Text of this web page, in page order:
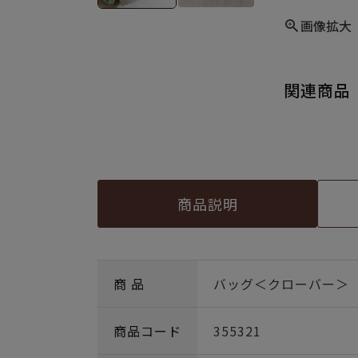
画像拡大
関連商品
商品説明
商 品 バッグ＜クローバー＞
商品コード 355321